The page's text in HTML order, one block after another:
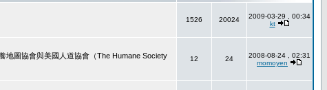
1526 20024
2009-03-29 , 00:34
kt
地圖協會與美國人道協會（The Humane Society
12 24
2008-08-24 , 02:31
momoyen